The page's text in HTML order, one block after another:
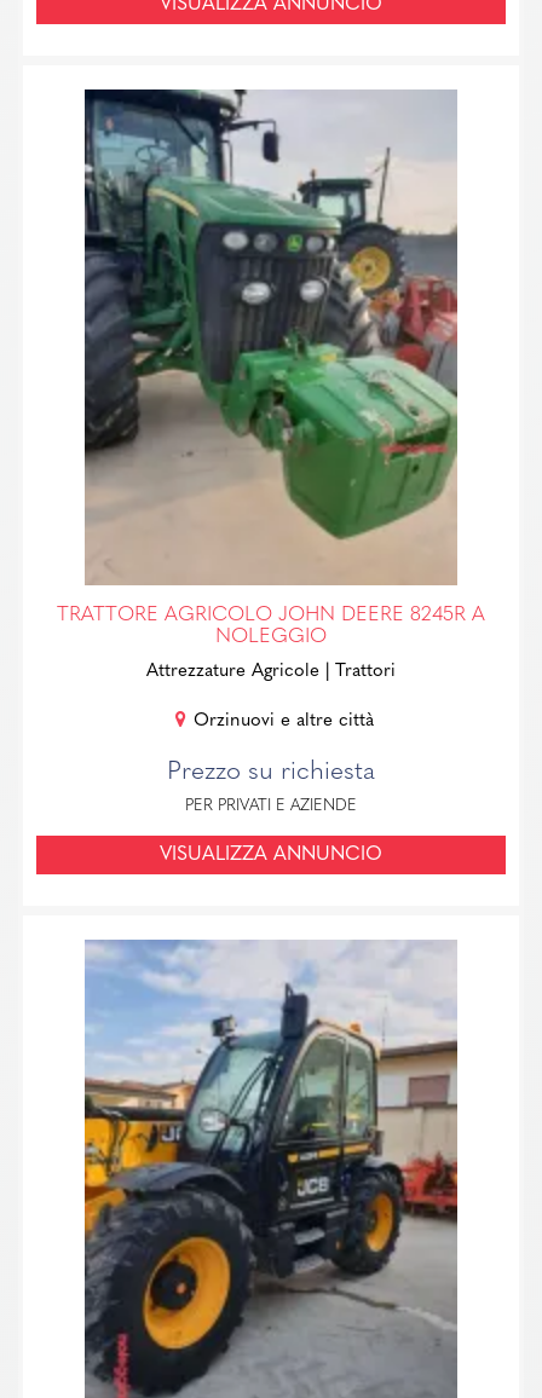
VISUALIZZA ANNUNCIO
TRATTORE AGRICOLO JOHN DEERE 8245R A
NOLEGGIO
Attrezzature Agricole | Trattori
Orzinuovi e altre città
Prezzo su richiesta
PER PRIVATI E AZIENDE
VISUALIZZA ANNUNCIO